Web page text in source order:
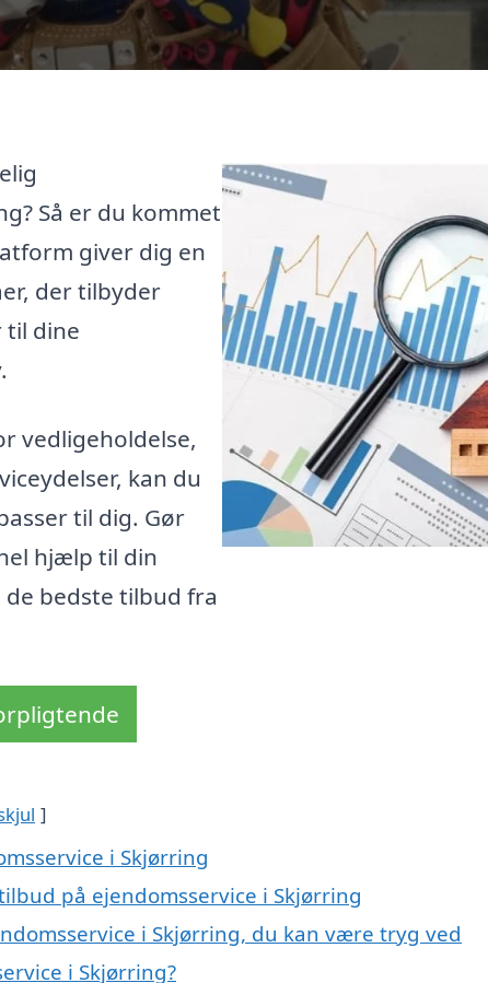
Så er du kommet
giver dig en
der tilbyder
dine
vedligeholdelse,
kan du
til dig. Gør
hjælp til din
bedste tilbud fra
i Skjørring
på ejendomsservice i Skjørring
i Skjørring, du kan være tryg ved
i Skjørring?